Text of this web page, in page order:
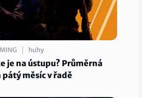
huhy
je na ústupu? Průměrná
měsíc v řadě